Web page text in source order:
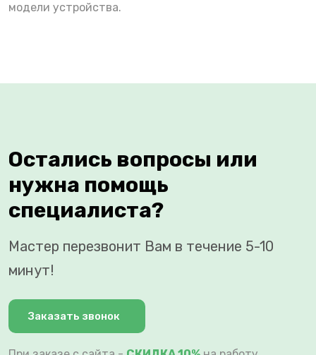
модели устройства.
Остались вопросы или
нужна помощь
специалиста?
Мастер перезвонит Вам в течение 5-10
минут!
Заказать звонок